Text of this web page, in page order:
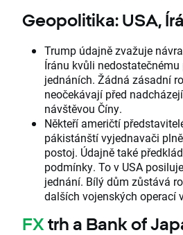
Geopolitika: USA,
Trump údajně zvažuje
Íránu kvůli
jednáních. Žádná zásadní
neočekávají před
návštěvou Číny.
Někteří američtí
pákistánští vyjednavači
postoj. Údajně také
podmínky. To v USA
jednání. Bílý dům zůstává
dalších vojenských operací
FX trh a Bank of